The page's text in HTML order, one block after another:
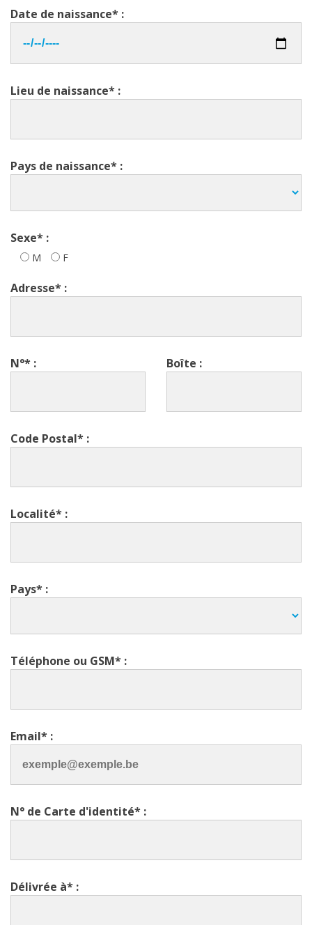
Date de naissance* :
Lieu de naissance* :
Pays de naissance* :
Sexe* :
M F
Adresse* :
N°* : Boîte :
Code Postal* :
Localité* :
Pays* :
Téléphone ou GSM* :
Email* :
N° de Carte d'identité* :
Délivrée à* :